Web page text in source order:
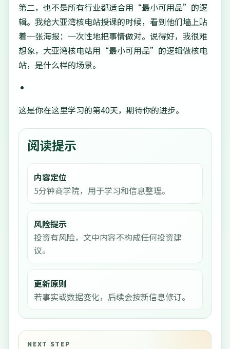
第二，也不是所有行业都适合用“最小可用品”的逻
辑。我给大亚湾核电站授课的时候，看到他们墙上贴
着一张海报：一次性地把事情做对。说得好，我很难
想象，大亚湾核电站用“最小可用品”的逻辑做核电
站，是什么样的场景。
这是你在这里学习的第40天，期待你的进步。
阅读提示
内容定位
5分钟商学院，用于学习和信息整理。
风险提示
投资有风险，文中内容不构成任何投资建
议。
更新原则
若事实或数据变化，后续会按新信息修订。
NEXT STEP